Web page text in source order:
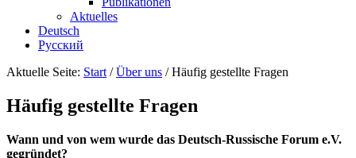
Aktuelles
Deutsch
Русский
Aktuelle Seite: Start / Über uns /Häufig gestellte Fragen
Häufig gestellte Fragen
Wann und von wem wurde das Deutsch-Russische Forum e.V.
gegründet?